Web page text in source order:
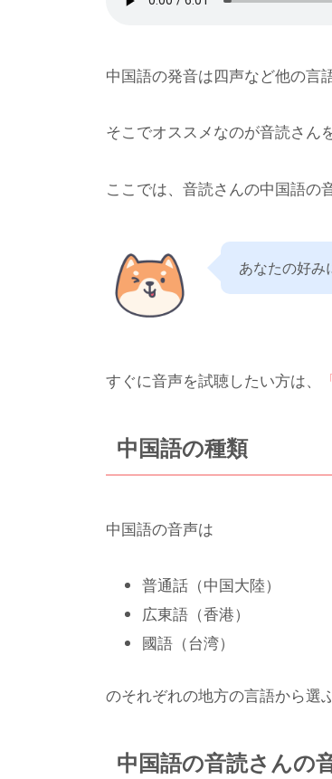
中国語の発音は四声など他の言
そこでオススメなのが音読さん
ここでは、音読さんの中国語の
あなたの好み
すぐに音声を試聴したい方は、
中国語の種類
中国語の音声は
普通話（中国大陸）
広東語（香港）
國語（台湾）
のそれぞれの地方の言語から選
中国語の音読さんの